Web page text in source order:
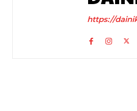
https://